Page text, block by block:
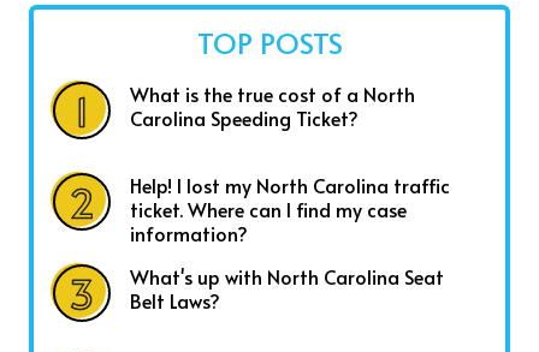
TOP POSTS
What is the true cost of a North
Carolina Speeding Ticket?
Help! I lost my North Carolina traffic
ticket. Where can I find my case
information?
What's up with North Carolina Seat
Belt Laws?